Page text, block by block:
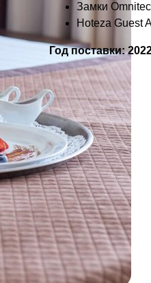
Замки Omnitec
Hoteza Guest
Год поставки: